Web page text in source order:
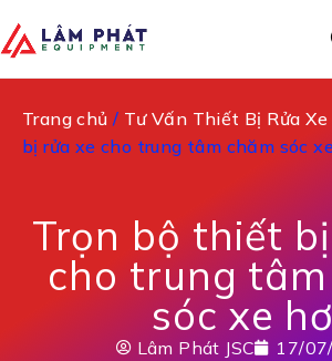
Trang chủ / Tư Vấn Thiết Bị Rửa Xe
bị rửa xe cho trung tâm chăm sóc
Trọn bộ thiết
cho trung
sóc xe
Lâm Phát JSC 17/